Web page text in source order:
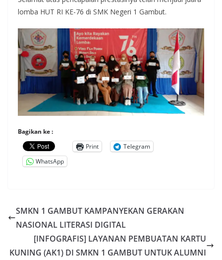
lomba HUT RI KE-76 di SMK Negeri 1 Gambut.
Bagikan ke :
Print
Telegram
WhatsApp
SMKN 1 GAMBUT KAMPANYEKAN GERAKAN
NASIONAL LITERASI DIGITAL
[INFOGRAFIS] LAYANAN PEMBUATAN KARTU
KUNING (AK1) DI SMKN 1 GAMBUT UNTUK ALUMNI